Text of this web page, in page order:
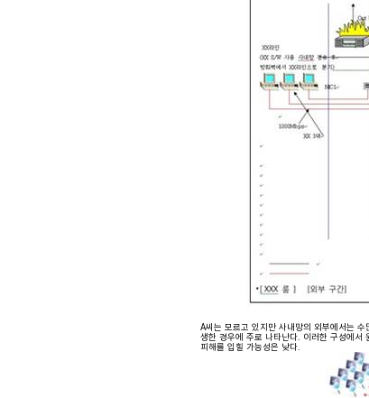
A씨는 모르고 있지만 사내망의 외부에서는
생한 경우에 주로 나타난다. 이러한 구성에
피해를 입힐 가능성은 낮다.